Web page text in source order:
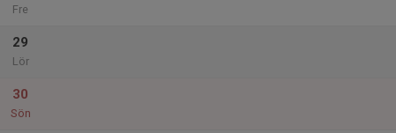
Fre
29
Lör
30
Sön